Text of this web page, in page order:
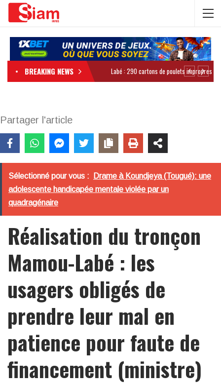
BREAKING NEWS
Partager l'article
Sélectionné pour vous :
Drame à Koundjeya (Tougué): une
adolescente handicapée mentale violée par un
quadragénaire
Réalisation du tronçon
Mamou-Labé : les
usagers obligés de
prendre leur mal en
patience pour faute de
financement (ministre)